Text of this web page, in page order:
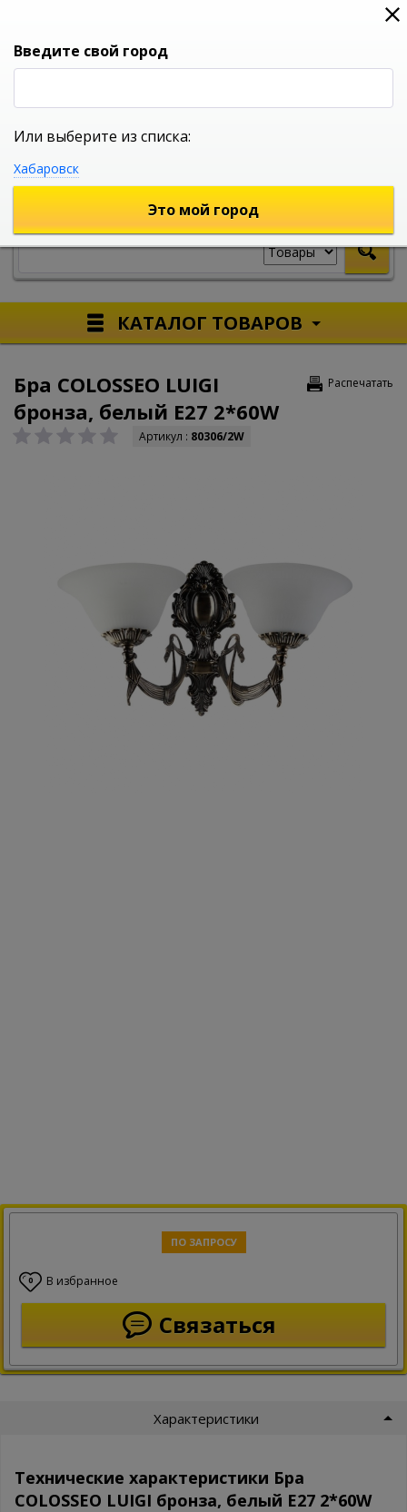
0
УНИВЕРСАЛЬНЫЙ ИНТЕРНЕТ МАГАЗИН
КАТАЛОГ ТОВАРОВ
Распечатать
Бра COLOSSEO LUIGI
бронза, белый E27 2*60W
Артикул : 80306/2W
ПО ЗАПРОСУ
0 В избранное
Связаться
Характеристики
Технические характеристики Бра
COLOSSEO LUIGI бронза, белый E27 2*60W
Введите свой город
Или выберите из списка:
Хабаровск
Это мой город